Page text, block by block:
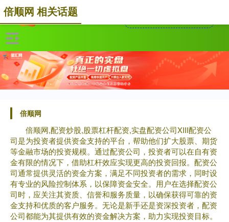
倍顺网
倍顺网,配资炒股,股票杠杆配资,实盘配资公司XIII‌配资公
司是为投资者提供资金支持的平台，帮助他们扩大股票、期货
等金融市场的投资规模。通过配资公司，投资者可以在自有资
金有限的情况下，借助杠杆效应实现更高的投资回报。配资公
司通常提供灵活的资金方案，满足不同投资者的需求，同时设
有专业的风险控制体系，以保障资金安全。用户在选择配资公
司时，应关注其资质、信誉和服务质量，以确保获得可靠的资
金支持和优质的客户服务。无论是新手还是资深投资者，配资
公司都能为其提供有效的资金解决方案，助力实现投资目标。
倍顺网 相关话题